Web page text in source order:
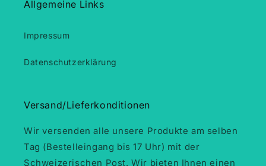
Allgemeine Links
Impressum
Datenschutzerklärung
Versand/Lieferkonditionen
Wir versenden alle unsere Produkte am selben
Tag (Bestelleingang bis 17 Uhr) mit der
Schweizerischen Post. Wir bieten Ihnen einen